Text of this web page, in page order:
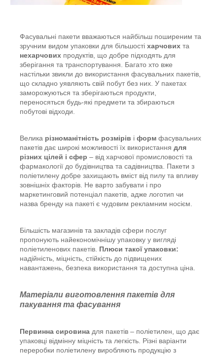
Фасувальні пакети вважаються найбільш поширеним та
зручним видом упаковки для більшості харчових та
нехарчових продуктів, що добре підходять для
зберігання та транспортування. Багато хто вже
настільки звикли до використання фасувальних пакетів,
що складно уявляють свій побут без них. У пакетах
заморожуються та зберігаються продукти,
переносяться будь-які предмети та збираються
побутові відходи.
Велика різноманітність розмірів і форм фасувальних
пакетів дає широкі можливості їх використання для
різних цілей і сфер – від харчової промисловості та
фармакології до будівництва та садівництва. Пакети з
поліетилену добре захищають вміст від пилу та впливу
зовнішніх факторів. Не варто забувати і про
маркетинговий потенціал пакетів, адже логотип чи
назва бренду на пакеті є чудовим рекламним носієм.
Більшість магазинів та закладів сфери послуг
пропонують найекономічнішу упаковку у вигляді
поліетиленових пакетів. Плюси такої упаковки:
надійність, міцність, стійкість до підвищених
навантажень, безпека використання та доступна ціна.
Матеріали виготовлення пакетів для
пакування та фасування
Первинна сировина для пакетів – поліетилен, що дає
упаковці відмінну міцність та легкість. Різні варіанти
переробки поліетилену виробляють продукцію з